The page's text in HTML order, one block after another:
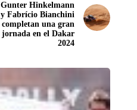
Gunter Hinkelmann
y Fabrício Bianchini
completan una gran
jornada en el Dakar
2024